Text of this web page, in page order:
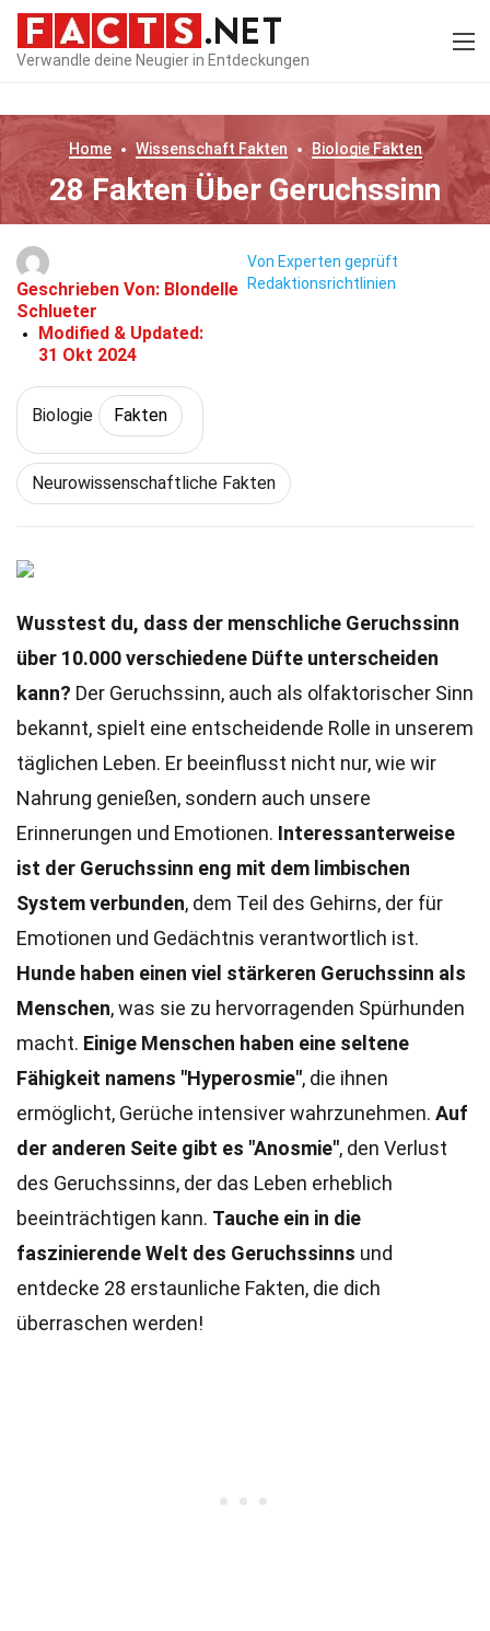
Verwandle deine Neugier in Entdeckungen
Home Wissenschaft Fakten BiologieFakten
28 Fakten Über Geruchssinn
Geschrieben Von: Blondelle
Schlueter
Modified & Updated:
31 Okt 2024
Von Experten geprüft
Redaktionsrichtlinien
Biologie Fakten
Neurowissenschaftliche Fakten
Wusstest du, dass der menschliche Geruchssinn
über 10.000 verschiedene Düfte unterscheiden
kann? Der Geruchssinn, auch als olfaktorischer Sinn
bekannt, spielt eine entscheidende Rolle in unserem
täglichen Leben. Er beeinflusst nicht nur, wie wir
Nahrung genießen, sondern auch unsere
Erinnerungen und Emotionen. Interessanterweise
ist der Geruchssinn eng mit dem limbischen
System verbunden, dem Teil des Gehirns, der für
Emotionen und Gedächtnis verantwortlich ist.
Hunde haben einen viel stärkeren Geruchssinn als
Menschen, was sie zu hervorragenden Spürhunden
macht. Einige Menschen haben eine seltene
Fähigkeit namens "Hyperosmie", die ihnen
ermöglicht, Gerüche intensiver wahrzunehmen. Auf
der anderen Seite gibt es "Anosmie", den Verlust
des Geruchssinns, der das Leben erheblich
beeinträchtigen kann. Tauche ein in die
faszinierende Welt des Geruchssinns und
entdecke 28 erstaunliche Fakten, die dich
überraschen werden!